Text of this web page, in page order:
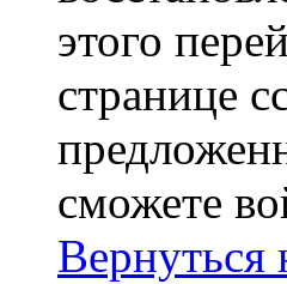
этого
странице
сможете
Вернуться